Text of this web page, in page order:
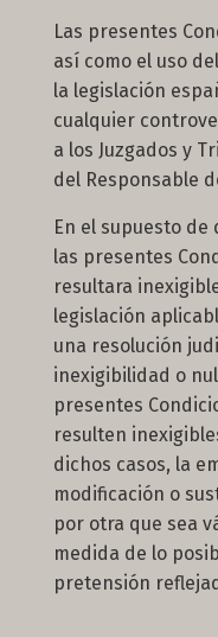
Las presentes
así como el uso
la legislación
cualquier
a los Juzgados y
del Responsable
En el supuesto
las presentes
resultara
legislación
una resolución
inexigibilidad o
presentes
resulten
dichos casos, la
modificación o
por otra que sea
medida de lo
pretensión